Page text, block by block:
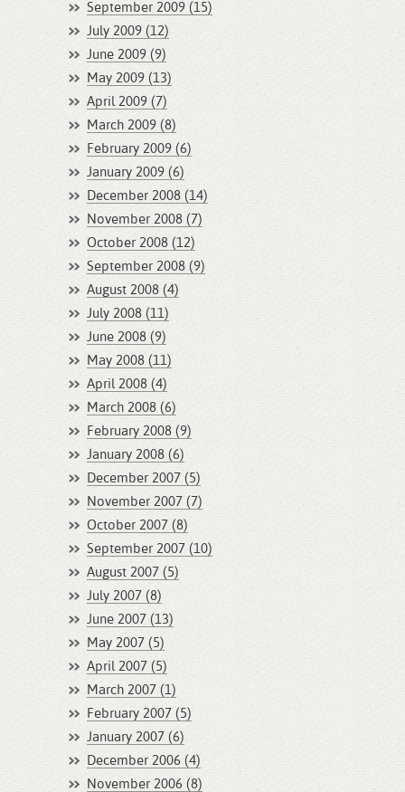
September 2009 (15)
July 2009 (12)
June 2009 (9)
May 2009 (13)
April 2009 (7)
March 2009 (8)
February 2009 (6)
January 2009 (6)
December 2008 (14)
November 2008 (7)
October 2008 (12)
September 2008 (9)
August 2008 (4)
July 2008 (11)
June 2008 (9)
May 2008 (11)
April 2008 (4)
March 2008 (6)
February 2008 (9)
January 2008 (6)
December 2007 (5)
November 2007 (7)
October 2007 (8)
September 2007 (10)
August 2007 (5)
July 2007 (8)
June 2007 (13)
May 2007 (5)
April 2007 (5)
March 2007 (1)
February 2007 (5)
January 2007 (6)
December 2006 (4)
November 2006 (8)